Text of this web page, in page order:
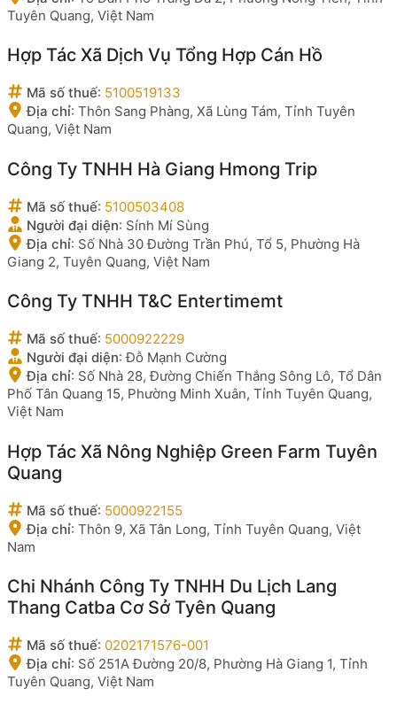
Tuyên Quang, Việt Nam
Hợp Tác Xã Dịch Vụ Tổng Hợp Cán Hồ
Mã số thuế: 5100519133
Địa chỉ: Thôn Sang Phàng, Xã Lùng Tám, Tỉnh Tuyên
Quang, Việt Nam
Công Ty TNHH Hà Giang Hmong Trip
Mã số thuế: 5100503408
Người đại diện: Sính Mí Sùng
Địa chỉ: Số Nhà 30 Đường Trần Phú, Tổ 5, Phường Hà
Giang 2, Tuyên Quang, Việt Nam
Công Ty TNHH T&C Entertimemt
Mã số thuế: 5000922229
Người đại diện:Đỗ Mạnh Cường
Địa chỉ: Số Nhà 28, Đường Chiến Thắng Sông Lô, Tổ Dân
Phố Tân Quang 15, Phường Minh Xuân, Tỉnh Tuyên Quang,
Việt Nam
Hợp Tác Xã Nông Nghiệp Green Farm Tuyên
Quang
Mã số thuế: 5000922155
Địa chỉ: Thôn 9, Xã Tân Long, Tỉnh Tuyên Quang, Việt
Nam
Chi Nhánh Công Ty TNHH Du Lịch Lang
Thang Catba Cơ Sở Tyên Quang
Mã số thuế: 0202171576-001
Địa chỉ: Số 251A Đường 20/8, Phường Hà Giang 1, Tỉnh
Tuyên Quang, Việt Nam